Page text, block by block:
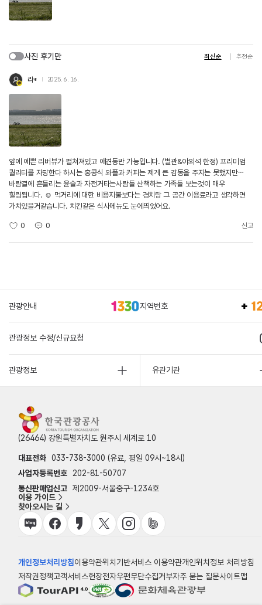
사진 후기만 최신순 추천순
라* 2025. 6. 16.
앞에 예쁜 리버뷰가 펼쳐져있고 애견동반 가능입니다. (별관&야외석 한정) 프리미엄
퀄리티를 자랑한다 하시는 홍콩식 와플과 커피는 제게 큰 감동을 주지는 못했지만…
바람결에 흔들리는 윤슬과 자전거타는사람들 산책하는 가족들 보는것이 매우
힐링됩니다. ☺️ 먹거리에 대한 비용지불보다는 경치랑 그 공간 이용료라고 생각하면
가치있을거같습니다. 치킨같은 식사메뉴도 눈에띄었어요.
0 0 신고
관광안내 지역번호
관광정보 수정/신규요청
관광정보 유관기관
(26464) 강원특별자치도 원주시 세계로 10
대표전화 033-738-3000 (유료, 평일 09시~18시)
사업자등록번호
202-81-50707
통신판매업신고 제2009-서울중구-1234호
이용 가이드
찾아오시는 길
개인정보처리방침이용약관위치기반서비스 이용약관개인위치정보 처리방침
저작권정책고객서비스헌장전자우편무단수집거부자주 묻는 질문사이트맵